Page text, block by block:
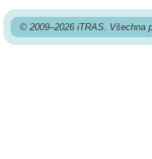
© 2009–2026 iTRAS. Všechna